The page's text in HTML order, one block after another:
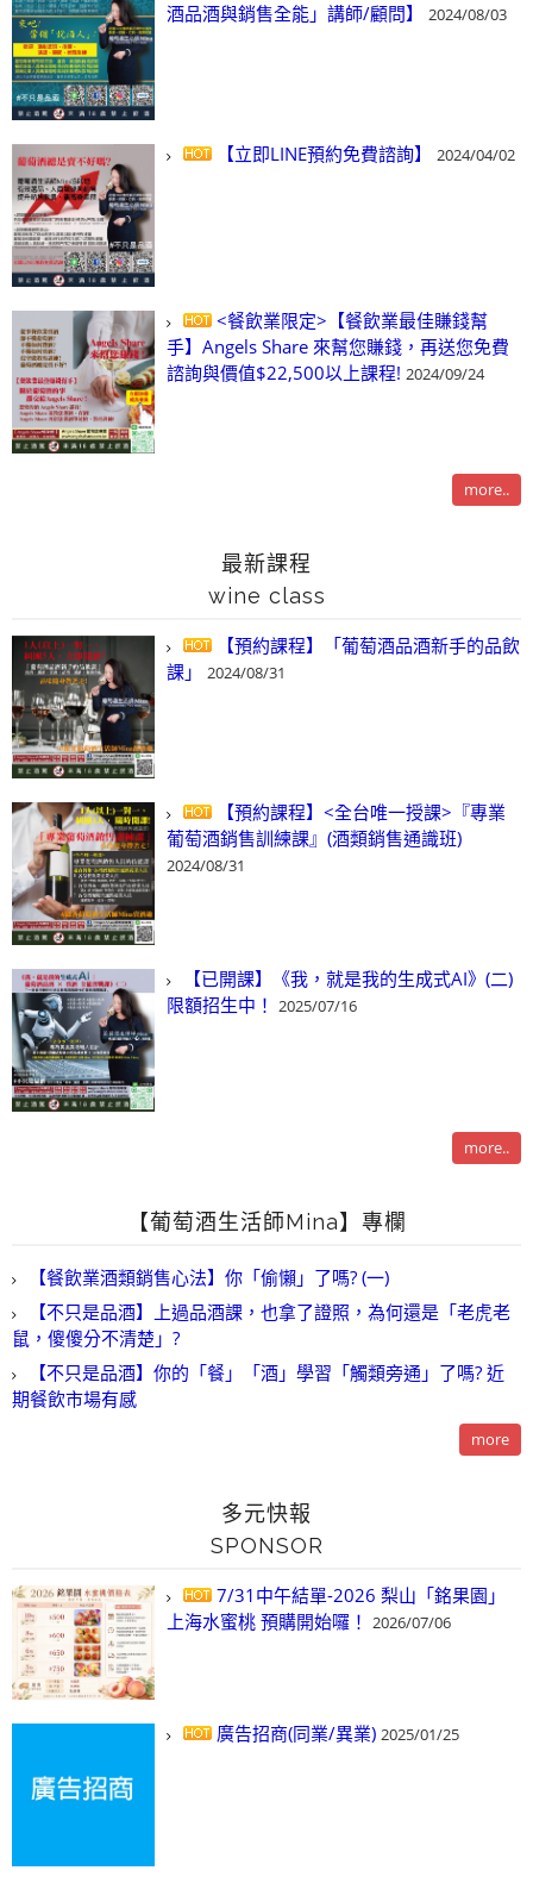
酒品酒與銷售全能」講師/顧問】
2024/08/03
【立即LINE預約免費諮詢】 2024/04/02
<餐飲業限定>【餐飲業最佳賺錢幫
手】Angels Share 來幫您賺錢，再送您免費
諮詢與價值$22,500以上課程! 2024/09/24
more..
最新課程
wine class
【預約課程】「葡萄酒品酒新手的品飲
課」
2024/08/31
【預約課程】<全台唯一授課>『專業
葡萄酒銷售訓練課』(酒類銷售通識班)
2024/08/31
【已開課】《我，就是我的生成式AI》(二)
限額招生中！ 2025/07/16
more..
【葡萄酒生活師Mina】專欄
【餐飲業酒類銷售心法】你「偷懶」了嗎? (一)
【不只是品酒】上過品酒課，也拿了證照，為何還是「老虎老
鼠，傻傻分不清楚」?
【不只是品酒】你的「餐」「酒」學習「觸類旁通」了嗎? 近
期餐飲市場有感
more
多元快報
SPONSOR
7/31中午結單-2026 梨山「銘果園」
上海水蜜桃 預購開始囉！ 2026/07/06
廣告招商(同業/異業) 2025/01/25